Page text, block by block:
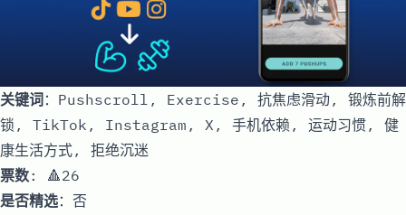
关键词：Pushscroll, Exercise, 抗焦虑滑动, 锻炼前解
锁, TikTok, Instagram, X, 手机依赖, 运动习惯, 健
康生活方式, 拒绝沉迷
票数: 🔺26
是否精选：否